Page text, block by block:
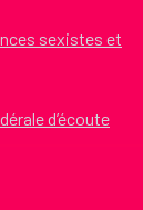
sexistes et
d’écoute